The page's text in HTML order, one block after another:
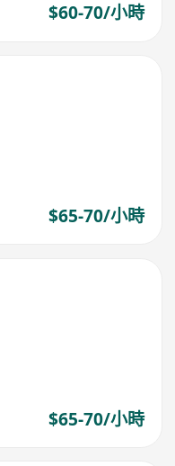
$60-70/小時
$65-70/小時
$65-70/小時